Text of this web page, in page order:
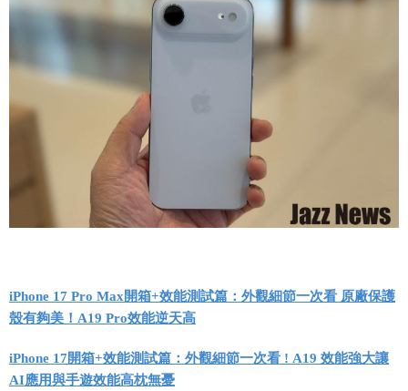
iPhone 17 Pro Max開箱+效能測試篇：外觀細節一次看 原廠保護
殼有夠美！A19 Pro效能逆天高
iPhone 17開箱+效能測試篇：外觀細節一次看 ! A19 效能強大讓
AI應用與手遊效能高枕無憂